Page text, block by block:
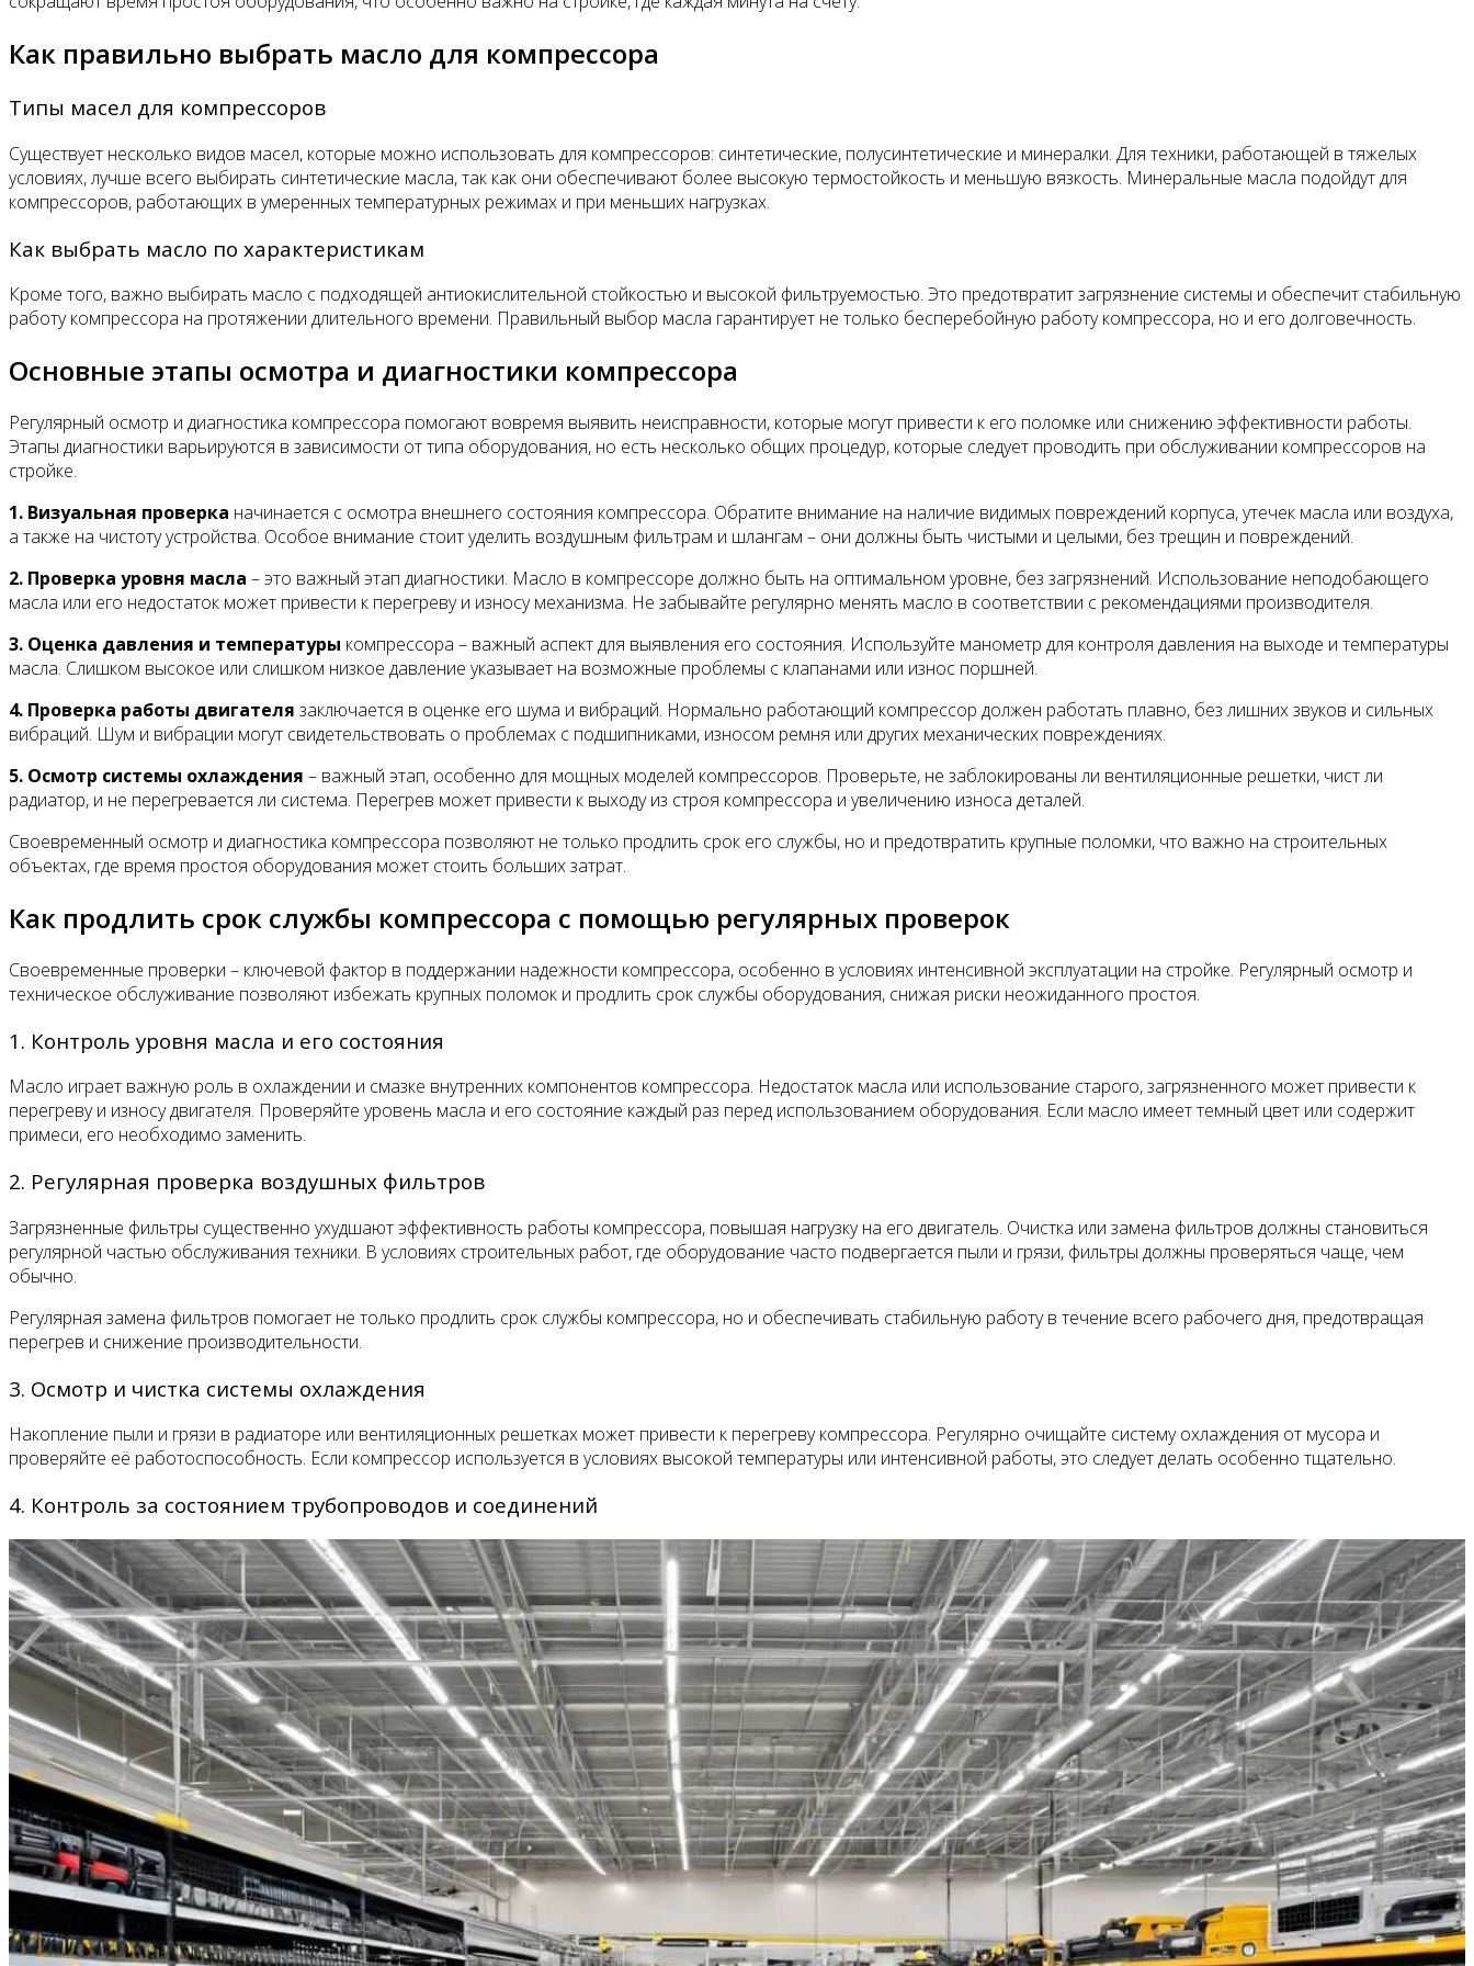
Как правильно выбрать масло для компрессора
Типы масел для компрессоров
Существует несколько видов масел, которые можно использовать для компрессоров: синтетические, полусинтетические и минералки. Для техники, работающей в тяжелых
условиях, лучше всего выбирать синтетические масла, так как они обеспечивают более высокую термостойкость и меньшую вязкость. Минеральные масла подойдут для
компрессоров, работающих в умеренных температурных режимах и при меньших нагрузках.
Как выбрать масло по характеристикам
Кроме того, важно выбирать масло с подходящей антиокислительной стойкостью и высокой фильтруемостью. Это предотвратит загрязнение системы и обеспечит стабильную
работу компрессора на протяжении длительного времени. Правильный выбор масла гарантирует не только бесперебойную работу компрессора, но и его долговечность.
Основные этапы осмотра и диагностики компрессора
Регулярный осмотр и диагностика компрессора помогают вовремя выявить неисправности, которые могут привести к его поломке или снижению эффективности работы.
Этапы диагностики варьируются в зависимости от типа оборудования, но есть несколько общих процедур, которые следует проводить при обслуживании компрессоров на
стройке.
1. Визуальная проверка начинается с осмотра внешнего состояния компрессора. Обратите внимание на наличие видимых повреждений корпуса, утечек масла или воздуха,
а также на чистоту устройства. Особое внимание стоит уделить воздушным фильтрам и шлангам – они должны быть чистыми и целыми, без трещин и повреждений.
2. Проверка уровня масла – это важный этап диагностики. Масло в компрессоре должно быть на оптимальном уровне, без загрязнений. Использование неподобающего
масла или его недостаток может привести к перегреву и износу механизма. Не забывайте регулярно менять масло в соответствии с рекомендациями производителя.
3. Оценка давления и температуры компрессора – важный аспект для выявления его состояния. Используйте манометр для контроля давления на выходе и температуры
масла. Слишком высокое или слишком низкое давление указывает на возможные проблемы с клапанами или износ поршней.
4. Проверка работы двигателя заключается в оценке его шума и вибраций. Нормально работающий компрессор должен работать плавно, без лишних звуков и сильных
вибраций. Шум и вибрации могут свидетельствовать о проблемах с подшипниками, износом ремня или других механических повреждениях.
5. Осмотр системы охлаждения – важный этап, особенно для мощных моделей компрессоров. Проверьте, не заблокированы ли вентиляционные решетки, чист ли
радиатор, и не перегревается ли система. Перегрев может привести к выходу из строя компрессора и увеличению износа деталей.
Своевременный осмотр и диагностика компрессора позволяют не только продлить срок его службы, но и предотвратить крупные поломки, что важно на строительных
объектах, где время простоя оборудования может стоить больших затрат.
Как продлить срок службы компрессора с помощью регулярных проверок
Своевременные проверки – ключевой фактор в поддержании надежности компрессора, особенно в условиях интенсивной эксплуатации на стройке. Регулярный осмотр и
техническое обслуживание позволяют избежать крупных поломок и продлить срок службы оборудования, снижая риски неожиданного простоя.
1. Контроль уровня масла и его состояния
Масло играет важную роль в охлаждении и смазке внутренних компонентов компрессора. Недостаток масла или использование старого, загрязненного может привести к
перегреву и износу двигателя. Проверяйте уровень масла и его состояние каждый раз перед использованием оборудования. Если масло имеет темный цвет или содержит
примеси, его необходимо заменить.
2. Регулярная проверка воздушных фильтров
Загрязненные фильтры существенно ухудшают эффективность работы компрессора, повышая нагрузку на его двигатель. Очистка или замена фильтров должны становиться
регулярной частью обслуживания техники. В условиях строительных работ, где оборудование часто подвергается пыли и грязи, фильтры должны проверяться чаще, чем
обычно.
Регулярная замена фильтров помогает не только продлить срок службы компрессора, но и обеспечивать стабильную работу в течение всего рабочего дня, предотвращая
перегрев и снижение производительности.
3. Осмотр и чистка системы охлаждения
Накопление пыли и грязи в радиаторе или вентиляционных решетках может привести к перегреву компрессора. Регулярно очищайте систему охлаждения от мусора и
проверяйте её работоспособность. Если компрессор используется в условиях высокой температуры или интенсивной работы, это следует делать особенно тщательно.
4. Контроль за состоянием трубопроводов и соединений